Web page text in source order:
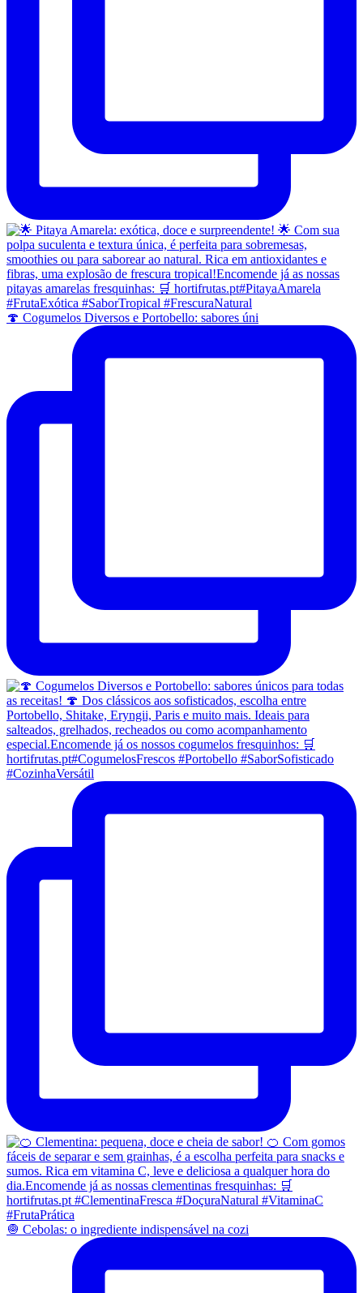
🍄 Cogumelos Diversos e Portobello: sabores úni
🧅 Cebolas: o ingrediente indispensável na cozi